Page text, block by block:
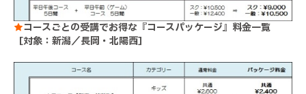
★コースごとの受講でお得な『コースパッケージ』料金一覧
［対象：新潟／長岡・北陽西］